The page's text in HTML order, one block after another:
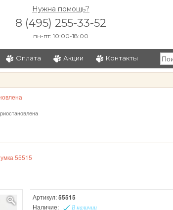
Нужна помощь?
8 (495) 255-33-52
пн-пт: 10:00-18:00
Оплата Акции Контакты
55515
Артикул:55515
Наличие: В наличии